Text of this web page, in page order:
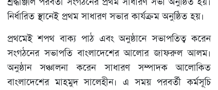
নির্ধারিত স্থানেই প্রথম সাধারণ সভার কার্যক্রম অনুষ্ঠিত হয়।
প্রথমেই শপথ বাক্য পাঠ এবং অনুষ্ঠানে সভাপতিত্ব করেন
সংগঠনের সভাপতি বাংলাদেশের আলোর জাফরুল আলম।
অনুষ্ঠান সঞ্চালনা করেন সাধারণ সম্পাদক আলোকিত
বাংলাদেশের মাহমুদ সালেহীন। এ সময় পরবর্তী কর্মসূচি